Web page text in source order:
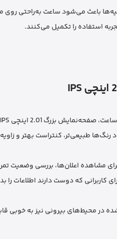
باعث می‌شود ساعت به‌راحتی روی
استفاده را تکمیل می‌کنند.
مشاهده اعلان‌ها، بررسی وضعیت
که دوست دارند اطلاعات را
محیط‌های بیرونی نیز به خوبی قابل